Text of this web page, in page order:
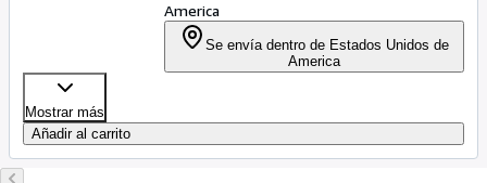
America
Se envía dentro de Estados Unidos de
America
Mostrar más
Añadir al carrito